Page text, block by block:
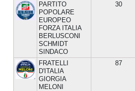
PARTITO
POPOLARE
EUROPEO
FORZA ITALIA
BERLUSCONI
SCHMIDT
SINDACO
30
FRATELLI
D'ITALIA
GIORGIA
MELONI
87